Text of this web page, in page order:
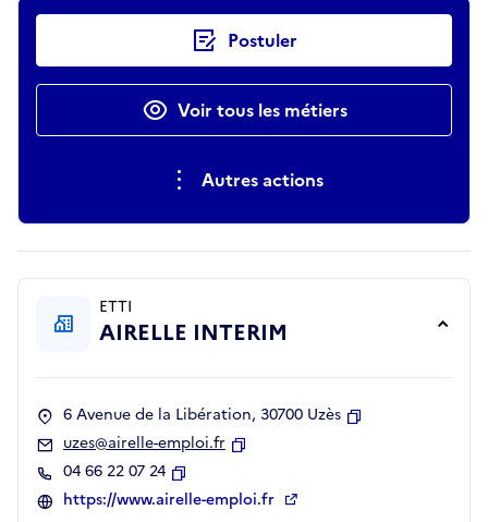
Actions rapides Postuler
Voir tous les métiers
Autres actions
ETTI
AIRELLE INTERIM
6 Avenue de la Libération, 30700 Uzès
uzes@airelle-emploi.fr
04 66 22 07 24
Copier
https://www.airelle-emploi.fr